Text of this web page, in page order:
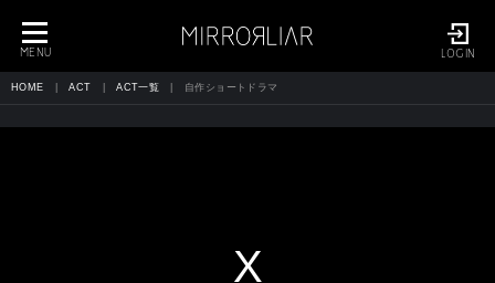
LOGIN
toggle
navigation
MENU
HOME ACT ACT一覧 自作ショートドラマ